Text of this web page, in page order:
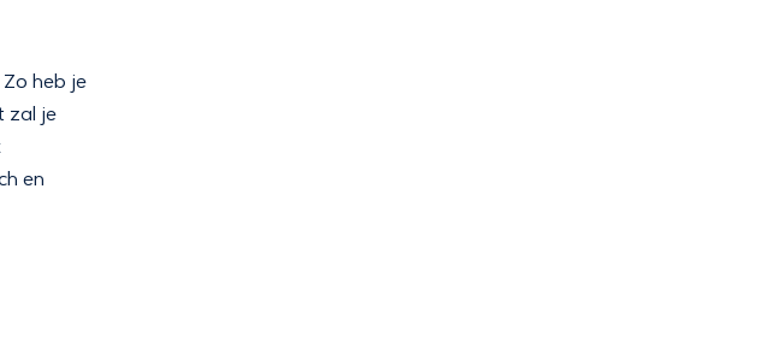
heb je
zal je
en